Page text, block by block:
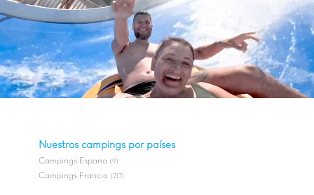
Nuestros campings por países
Campings Espana (9)
Campings Francia (217)